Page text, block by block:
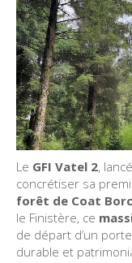
Le GFI Vatel 2,
concrétiser sa
forêt de Coat
le Finistère, ce
de départ d’un
durable et